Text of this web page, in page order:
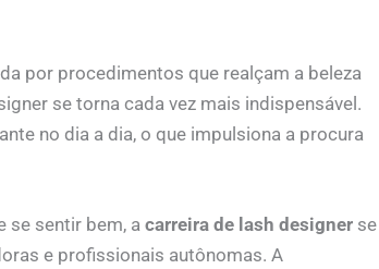
por procedimentos que realçam a beleza
se torna cada vez mais indispensável.
no dia a dia, o que impulsiona a procura
se sentir bem, a carreira de lash designerse
e profissionais autônomas. A